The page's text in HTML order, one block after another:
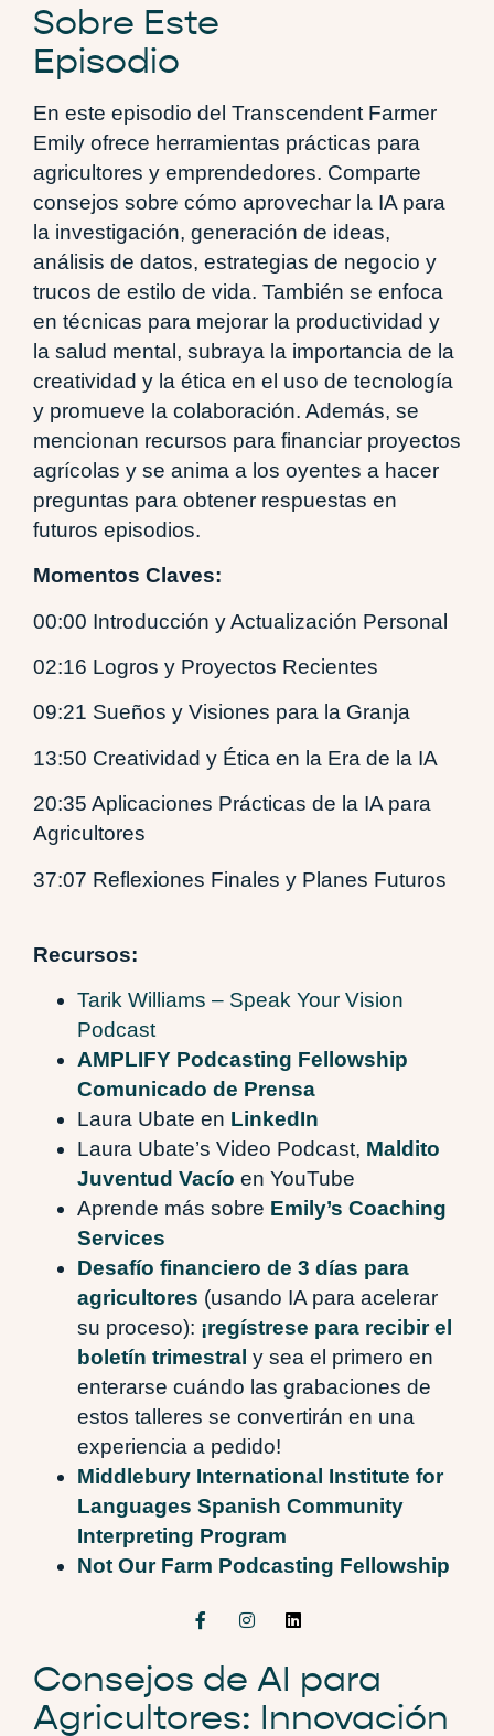
Sobre Este
Episodio
En este episodio del Transcendent Farmer
Emily ofrece herramientas prácticas para
agricultores y emprendedores. Comparte
consejos sobre cómo aprovechar la IA para
la investigación, generación de ideas,
análisis de datos, estrategias de negocio y
trucos de estilo de vida. También se enfoca
en técnicas para mejorar la productividad y
la salud mental, subraya la importancia de la
creatividad y la ética en el uso de tecnología
y promueve la colaboración. Además, se
mencionan recursos para financiar proyectos
agrícolas y se anima a los oyentes a hacer
preguntas para obtener respuestas en
futuros episodios.
Momentos Claves:
00:00 Introducción y Actualización Personal
02:16 Logros y Proyectos Recientes
09:21 Sueños y Visiones para la Granja
13:50 Creatividad y Ética en la Era de la IA
20:35 Aplicaciones Prácticas de la IA para
Agricultores
37:07 Reflexiones Finales y Planes Futuros
Recursos:
Tarik Williams – Speak Your Vision
Podcast
AMPLIFY Podcasting Fellowship
Comunicado de Prensa
Laura Ubate en LinkedIn
Laura Ubate’s Video Podcast, Maldito
Juventud Vacío en YouTube
Aprende más sobre Emily’s Coaching
Services
Desafío financiero de 3 días para
agricultores (usando IA para acelerar
su proceso): ¡regístrese para recibir el
boletín trimestral y sea el primero en
enterarse cuándo las grabaciones de
estos talleres se convertirán en una
experiencia a pedido!
Middlebury International Institute for
Languages Spanish Community
Interpreting Program
Not Our Farm Podcasting Fellowship
Consejos de AI para
Agricultores: Innovación